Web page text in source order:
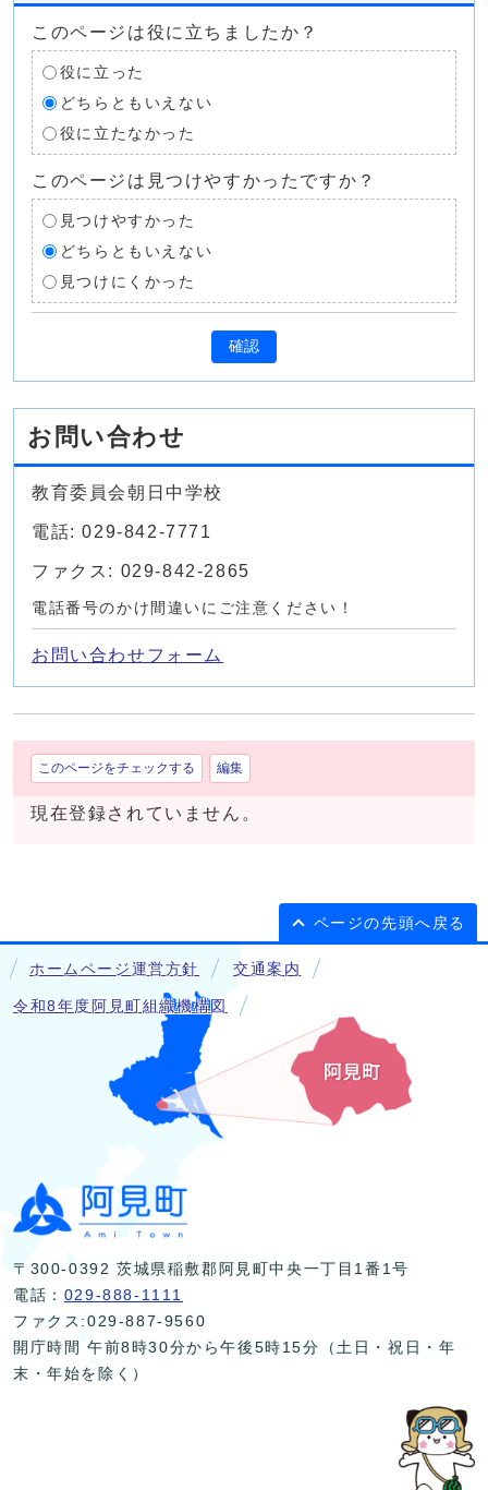
このページは役に立ちましたか？
役に立った
どちらともいえない
役に立たなかった
このページは見つけやすかったですか？
見つけやすかった
どちらともいえない
見つけにくかった
確認
お問い合わせ
教育委員会朝日中学校
電話: 029-842-7771
ファクス: 029-842-2865
電話番号のかけ間違いにご注意ください！
お問い合わせフォーム
このページをチェックする 編集
現在登録されていません。
ページの先頭へ戻る
ホームページ運営方針 交通案内
令和8年度阿見町組織機構図
〒300-0392 茨城県稲敷郡阿見町中央一丁目1番1号
電話： 029-888-1111
ファクス:029-887-9560
開庁時間 午前8時30分から午後5時15分（土日・祝日・年
末・年始を除く）